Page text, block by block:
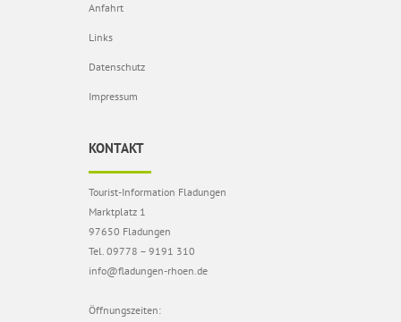
Anfahrt
Links
Datenschutz
Impressum
KONTAKT
Tourist-Information Fladungen
Marktplatz 1
97650 Fladungen
Tel. 09778 – 9191 310
info@fladungen-rhoen.de
Öffnungszeiten: